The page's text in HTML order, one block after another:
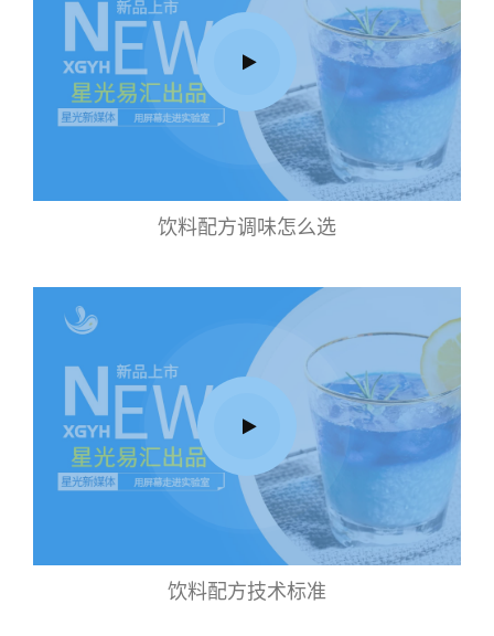
饮料配方调味怎么选
饮料配方技术标准